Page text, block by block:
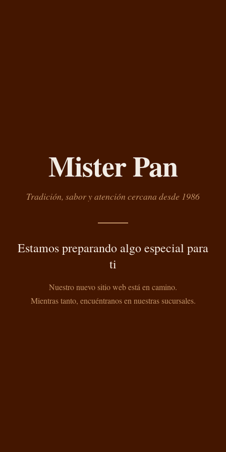
Mister Pan
Tradición, sabor y atención cercana desde 1986
Estamos preparando algo especial para
ti
Nuestro nuevo sitio web está en camino.
Mientras tanto, encuéntranos en nuestras sucursales.